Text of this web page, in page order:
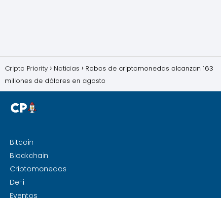
Cripto Priority Noticias
Robos de criptomonedas alcanzan 163
millones de dólares en agosto
Bitcoin
Blockchain
Criptomonedas
DeFi
Eventos